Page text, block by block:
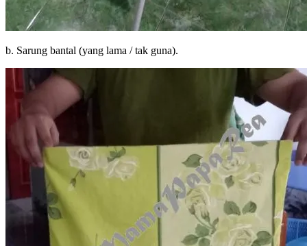
b. Sarung bantal (yang lama / tak guna).